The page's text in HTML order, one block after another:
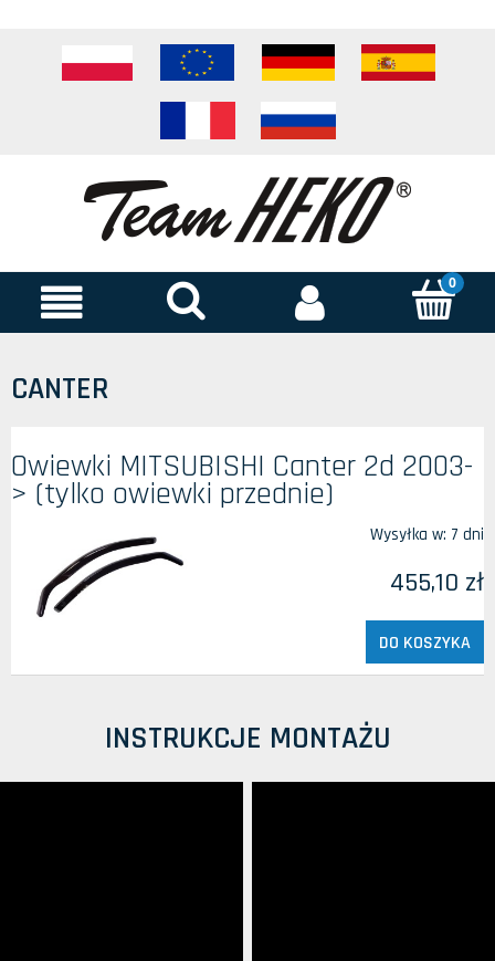
CANTER
Owiewki MITSUBISHI Canter 2d 2003-
> (tylko owiewki przednie)
Wysyłka w: 7 dni
455,10 zł
DO KOSZYKA
INSTRUKCJE MONTAŻU